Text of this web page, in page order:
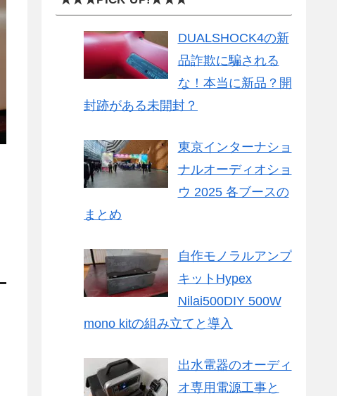
DUALSHOCK4の新
品詐欺に騙される
な！本当に新品？開
封跡がある未開封？
東京インターナショ
ナルオーディオショ
ウ 2025 各ブースの
まとめ
自作モノラルアンプ
キットHypex
Nilai500DIY 500W
mono kitの組み立てと導入
出水電器のオーディ
オ専用電源工事と